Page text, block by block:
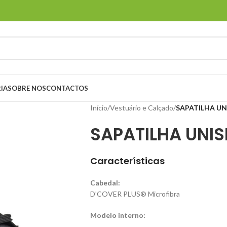
SOBRE NOSCONTACTOS
Início/Vestuário e Calçado/SAPATILHA
SAPATILHA
Características
Cabedal:
D’COVER PLUS® Microfibra
Modelo interno: